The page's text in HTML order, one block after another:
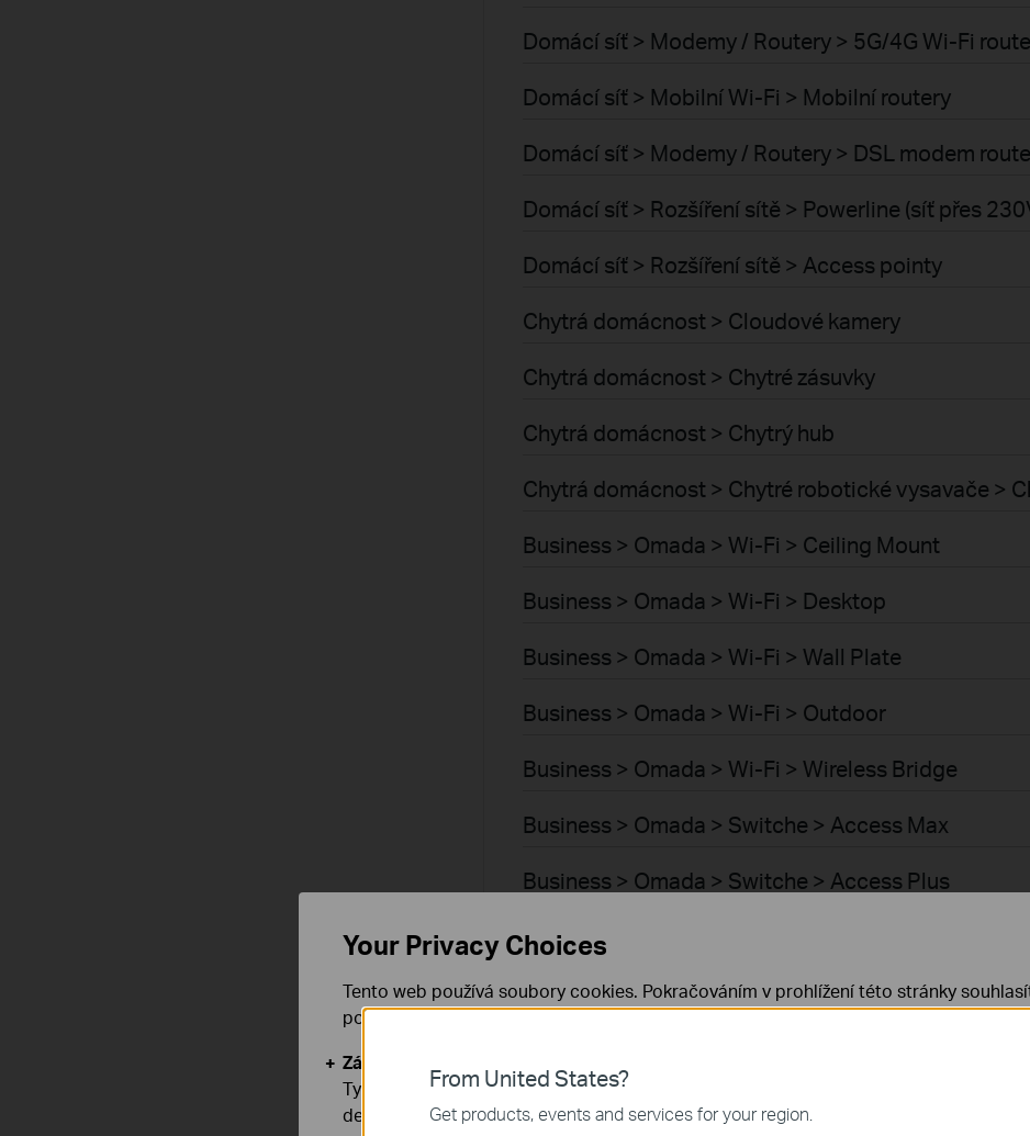
Domácí síť > Modemy / Routery > 5G/4G Wi-Fi
Domácí síť > Mobilní Wi-Fi > Mobilní routery
Domácí síť > Modemy / Routery > DSL modem
Domácí síť > Rozšíření sítě > Powerline (síť přes
Domácí síť > Rozšíření sítě > Access pointy
Chytrá domácnost > Cloudové kamery
Chytrá domácnost > Chytré zásuvky
Chytrá domácnost > Chytrý hub
Chytrá domácnost > Chytré robotické vysavače >
Business > Omada > Wi-Fi > Ceiling Mount
Business > Omada > Wi-Fi > Desktop
Business > Omada > Wi-Fi > Wall Plate
Business > Omada > Wi-Fi > Outdoor
Business > Omada > Wi-Fi > Wireless Bridge
Business > Omada > Switche > Access Max
Business > Omada > Switche > Access Plus
Business > Omada > Switche > Access Pro
Business > Omada > Switche > Access
Business > Omada > Switche > Aggregation
From United States?
Get products, events and services for your region.
Your Privacy Choices
Tento web používá soubory cookies. Pokračováním v prohlížení této stránky
používáním našich cookies.Již nezobrazovatZjistit více.
Základní cookies
Tyto cookies jsou nezbytné pro fungování webových stránek a nelze je ve vašich
deaktivovat.